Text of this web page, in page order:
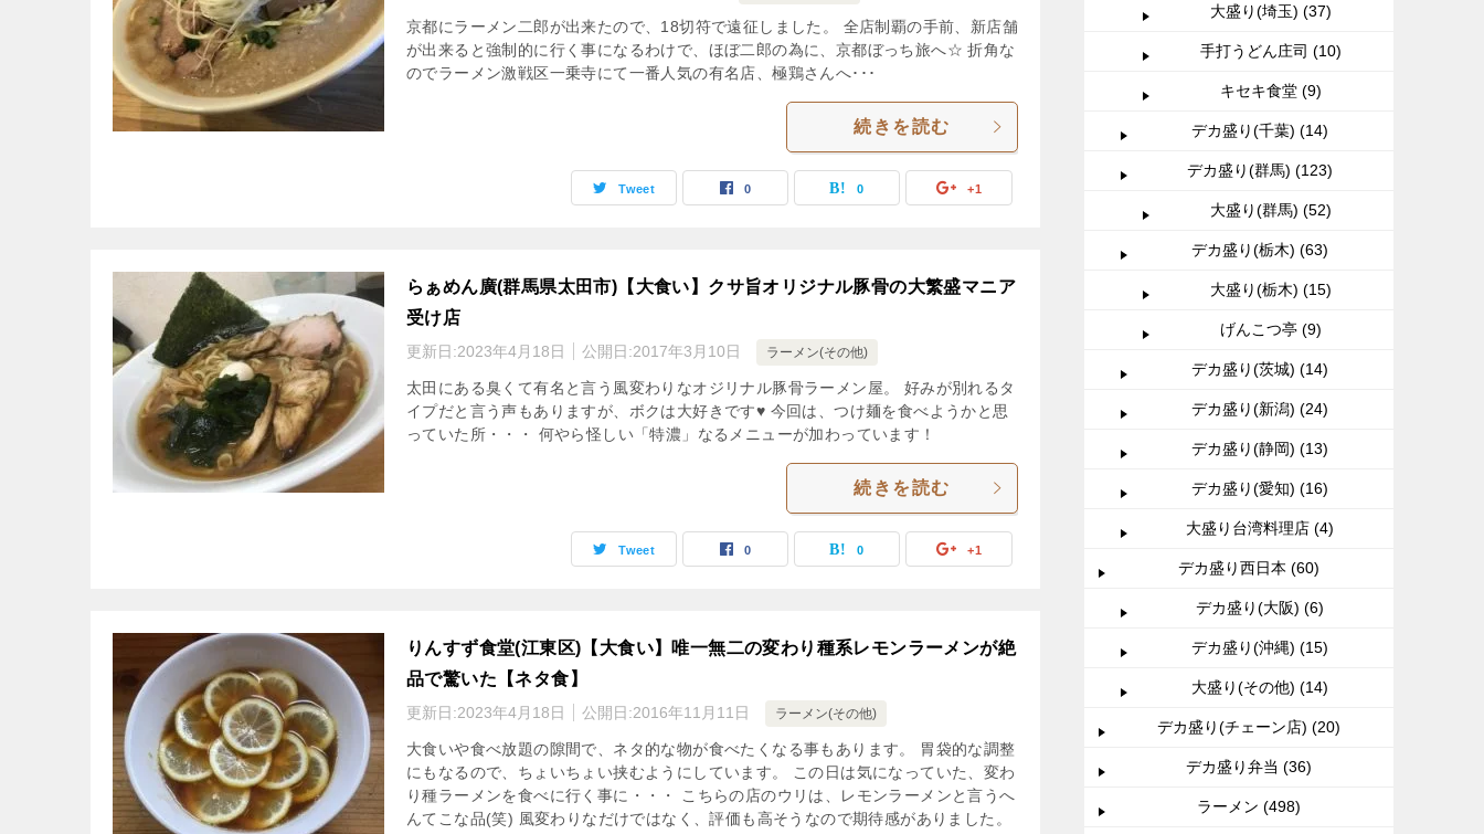
京都にラーメン二郎が出来たので、18切符で遠征しました。 全店制覇の手前、新店舗
が出来ると強制的に行く事になるわけで、ほぼ二郎の為に、京都ぼっち旅へ☆ 折角な
のでラーメン激戦区一乗寺にて一番人気の有名店、極鶏さんへ･･･
続きを読む
Tweet 0 0 +1
らぁめん廣(群馬県太田市)【大食い】クサ旨オリジナル豚骨の大繁盛マニア
受け店
更新日:2023年4月18日 公開日:2017年3月10日 ラーメン(その他)
太田にある臭くて有名と言う風変わりなオジリナル豚骨ラーメン屋。 好みが別れるタ
イプだと言う声もありますが、ボクは大好きです♥ 今回は、つけ麺を食べようかと思
っていた所・・・ 何やら怪しい「特濃」なるメニューが加わっています！
続きを読む
Tweet 0 0 +1
りんすず食堂(江東区)【大食い】唯一無二の変わり種系レモンラーメンが絶
品で驚いた【ネタ食】
更新日:2023年4月18日 公開日:2016年11月11日 ラーメン(その他)
大食いや食べ放題の隙間で、ネタ的な物が食べたくなる事もあります。 胃袋的な調整
にもなるので、ちょいちょい挟むようにしています。 この日は気になっていた、変わ
り種ラーメンを食べに行く事に・・・ こちらの店のウリは、レモンラーメンと言うへ
んてこな品(笑) 風変わりなだけではなく、評価も高そうなので期待感がありました。
大盛り(埼玉) (37)
手打うどん庄司 (10)
キセキ食堂 (9)
デカ盛り(千葉) (14)
デカ盛り(群馬) (123)
大盛り(群馬) (52)
デカ盛り(栃木) (63)
大盛り(栃木) (15)
げんこつ亭 (9)
デカ盛り(茨城) (14)
デカ盛り(新潟) (24)
デカ盛り(静岡) (13)
デカ盛り(愛知) (16)
大盛り台湾料理店 (4)
デカ盛り西日本 (60)
デカ盛り(大阪) (6)
デカ盛り(沖縄) (15)
大盛り(その他) (14)
デカ盛り(チェーン店) (20)
デカ盛り弁当 (36)
ラーメン (498)